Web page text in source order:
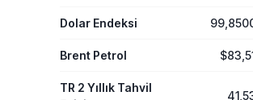
Dolar Endeksi
Brent Petrol
TR 2 Yıllık Tahvil